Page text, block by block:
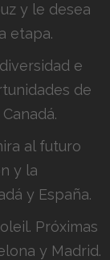
y le desea
etapa.
e
de
al futuro
y la
y España.
Próximas
y Madrid.